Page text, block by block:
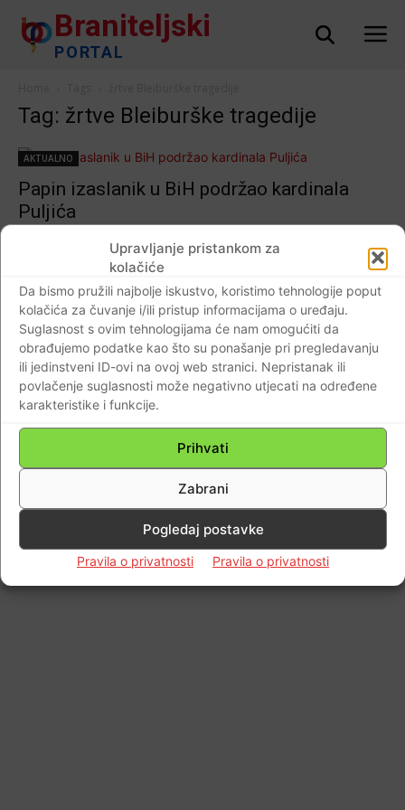
Upravljanje pristankom za
kolačiće
Da bismo pružili najbolje iskustvo, koristimo tehnologije poput
kolačića za čuvanje i/ili pristup informacijama o uređaju.
Suglasnost s ovim tehnologijama će nam omogućiti da
obrađujemo podatke kao što su ponašanje pri pregledavanju
ili jedinstveni ID-ovi na ovoj web stranici. Nepristanak ili
povlačenje suglasnosti može negativno utjecati na određene
karakteristike i funkcije.
Prihvati
Zabrani
Pogledaj postavke
Pravila o privatnosti Pravila o privatnosti
Braniteljski
PORTAL
Tag: žrtve Bleiburške tragedije
AKTUALNO
Papin izaslanik u BiH podržao kardinala
Puljića
Impressum Kontaktirajte nas Pravila o privatnosti
© Newspaper WordPress Theme by TagDiv